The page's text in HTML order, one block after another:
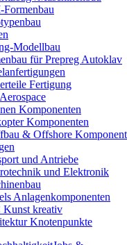
Modellbau
für Prepreg Autoklav
Fertigung
Komponenten
Komponenten
& Offshore
und Antriebe
und Elektronik
Anlagenkomponenten
Kunst kreativ
Knotenpunkte